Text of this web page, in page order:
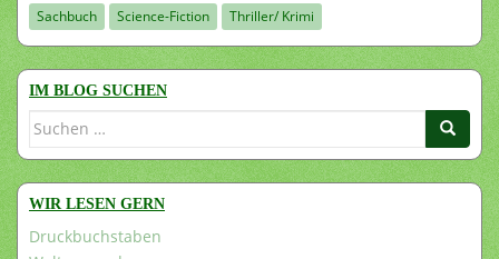
Sachbuch
Science-Fiction Thriller/ Krimi
IM BLOG SUCHEN
Suchen
WIR LESEN GERN
Druckbuchstaben